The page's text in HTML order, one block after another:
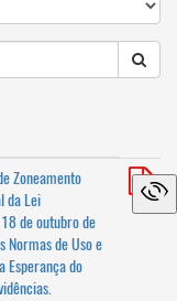
Zoneamento
da Lei
de outubro de
Normas de Uso e
Esperança do